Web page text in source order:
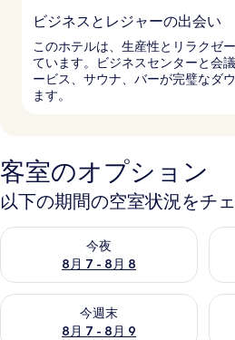
ビジネスとレジャーの出会い
このホテルは、生産性とリラクゼ
ています。ビジネスセンターと会
ービス、サウナ、バーが完璧なダ
ます。
客室のオプション
以下の期間の空室状況をチ
今夜
8月 7 - 8月 8
今夜 8月 7 - 8月 8 の空室状況をチェ
明
今週末
8月 7 - 8月 9
今週末 8月 7 - 8月 9 の空室状況をチ
来